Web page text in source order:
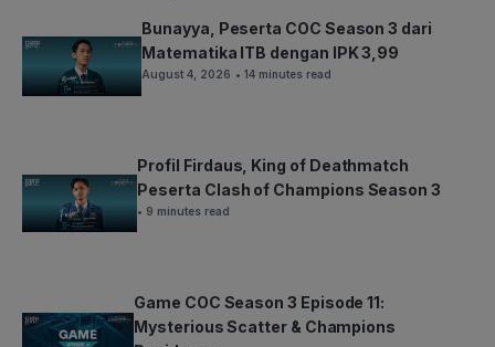
Bunayya, Peserta COC Season 3 dari
Matematika ITB dengan IPK 3,99
August 4, 2026 • 14 minutes read
Profil Firdaus, King of Deathmatch
Peserta Clash of Champions Season 3
• 9 minutes read
Game COC Season 3 Episode 11:
Mysterious Scatter & Champions